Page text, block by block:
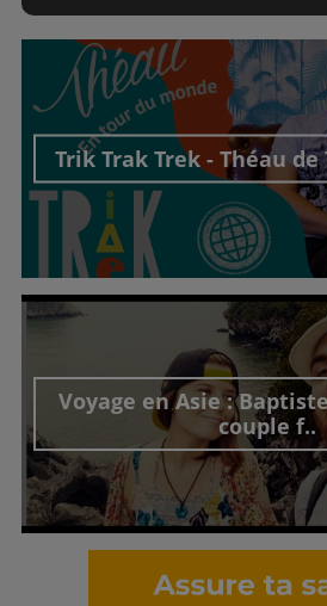
Trik Trak Trek - Théau
Découvrir cet
Voyage en Asie :
couple f..
Découvrir cet